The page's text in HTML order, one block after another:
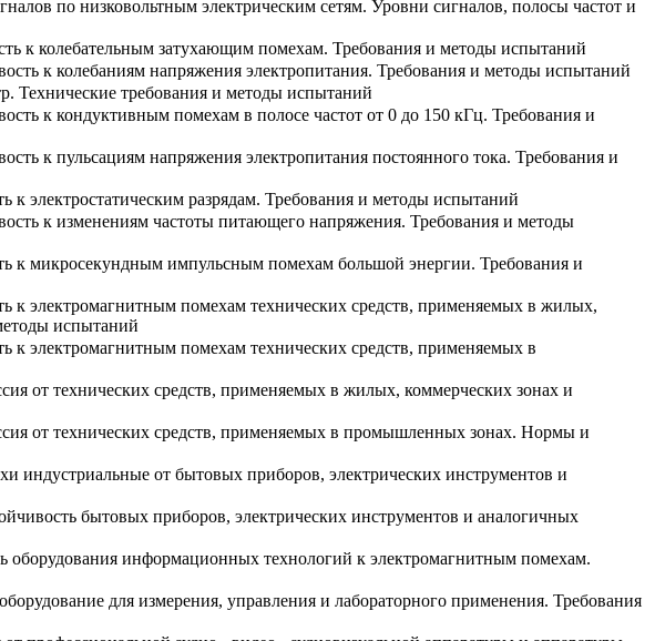
по низковольтным электрическим сетям. Уровни сигналов, полосы частот и
к колебательным затухающим помехам. Требования и методы испытаний
к колебаниям напряжения электропитания. Требования и методы испытаний
Технические требования и методы испытаний
к кондуктивным помехам в полосе частот от 0 до 150 кГц. Требования и
к пульсациям напряжения электропитания постоянного тока. Требования и
к электростатическим разрядам. Требования и методы испытаний
к изменениям частоты питающего напряжения. Требования и методы
к микросекундным импульсным помехам большой энергии. Требования и
к электромагнитным помехам технических средств, применяемых в жилых,
испытаний
к электромагнитным помехам технических средств, применяемых в
от технических средств, применяемых в жилых, коммерческих зонах и
от технических средств, применяемых в промышленных зонах. Нормы и
индустриальные от бытовых приборов, электрических инструментов и
бытовых приборов, электрических инструментов и аналогичных
оборудования информационных технологий к электромагнитным помехам.
для измерения, управления и лабораторного применения. Требования